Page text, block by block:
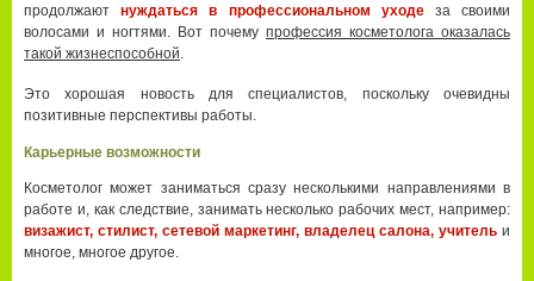
продолжаютнуждаться в профессиональном уходеза своими
волосами и ногтями. Вот почему профессия косметолога оказалась
такой жизнеспособной.
Это хорошая новость для специалистов, поскольку очевидны
позитивные перспективы работы.
Карьерные возможности
Косметолог может заниматься сразу несколькими направлениями в
работе и, как следствие, занимать несколько рабочих мест, например:
визажист, стилист, сетевой маркетинг, владелец салона, учитель и
многое, многое другое.